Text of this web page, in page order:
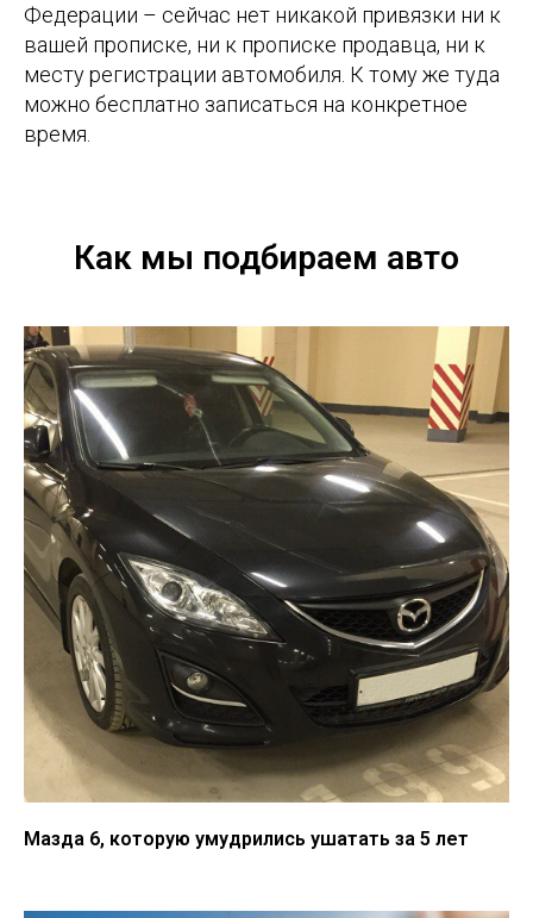
Федерации – сейчас нет никакой привязки ни к
вашей прописке, ни к прописке продавца, ни к
месту регистрации автомобиля. К тому же туда
можно бесплатно записаться на конкретное
время.
Как мы подбираем авто
Мазда 6, которую умудрились ушатать за 5 лет